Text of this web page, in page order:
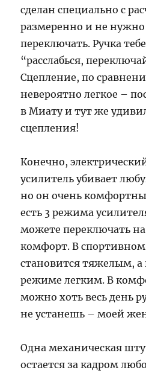
сделан специально с
размеренно и не нужно
переключать. Ручка
“расслабься,
Сцепление, по
невероятно легкое –
в Миату и тут же
сцепления!
Конечно,
усилитель убивает
но он очень
есть 3 режима
можете переключать
комфорт. В
становится тяжелым,
режиме легким. В
можно хоть весь день
не устанешь – моей
Одна механическая
остается за кадром